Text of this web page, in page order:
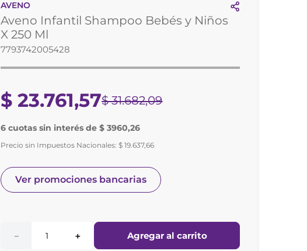
AVENO
Aveno Infantil Shampoo Bebés y Niños
X 250 Ml
7793742005428
$ 23.761,57$ 31.682,09
6 cuotas sin interés de $ 3960,26
Precio sin Impuestos Nacionales:$ 19.637,66
Ver promociones bancarias
＋
－ Agregar al carrito